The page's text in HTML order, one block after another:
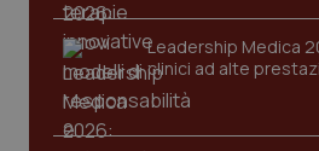
Leadership Medica
clinici ad alte